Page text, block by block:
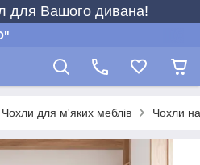
для Вашого дивана!
Чохли для м'яких меблів Чохли